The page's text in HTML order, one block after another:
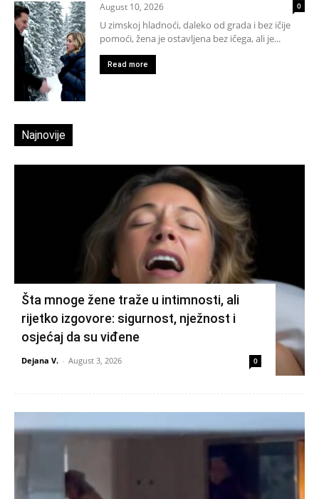
August 10, 2026 0
U zimskoj hladnoći, daleko od grada i bez ičije
pomoći, žena je ostavljena bez ičega, ali je...
Read more
Najnovije
Šta mnoge žene traže u intimnosti, ali
rijetko izgovore: sigurnost, nježnost i
osjećaj da su viđene
Dejana V. - August 3, 2026 0